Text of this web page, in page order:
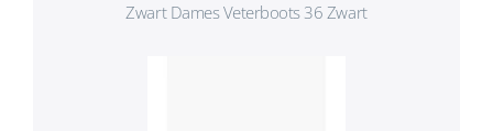
Zwart Dames Veterboots 36 Zwart